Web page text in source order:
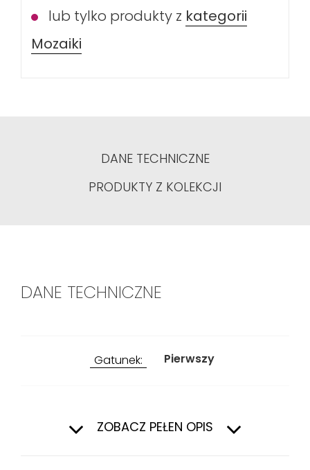
lub tylko produkty z kategorii
Mozaiki
DANE TECHNICZNE
PRODUKTY Z KOLEKCJI
DANE TECHNICZNE
Gatunek: Pierwszy
ZOBACZ PEŁEN OPIS